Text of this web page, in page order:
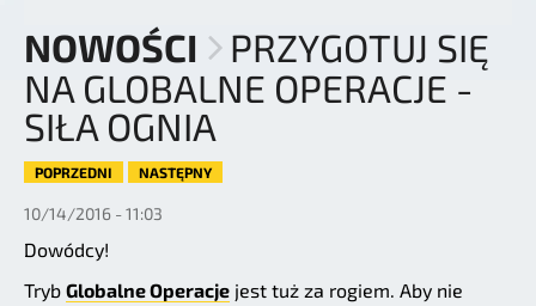
NOWOŚCI
PRZYGOTUJ SIĘ
NA GLOBALNE OPERACJE -
SIŁA OGNIA
POPRZEDNI NASTĘPNY
10/14/2016 - 11:03
Dowódcy!
Tryb Globalne Operacje jest tuż za rogiem. Aby nie